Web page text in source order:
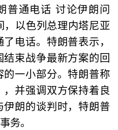
普通电话 讨论伊朗问
以色列总理内塔尼亚
电话。特朗普表示，
束战争最新方案的回
一小部分。特朗普称
并强调双方保持着良
朗的谈判时，特朗普
务。